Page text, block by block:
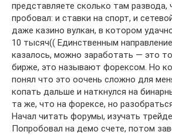
представляете сколько там развода,
пробовал: и ставки на спорт, и
даже казино вулкан, в котором
10 тысяч(( Единственным
казалось, можно заработать — это
бирже, это называют форексом. Но
понял что это оочень сложно для
копать дальше и наткнулся на
та же, что на форексе, но
Начал читать форумы, изучать
Попробовал на демо счете, потом